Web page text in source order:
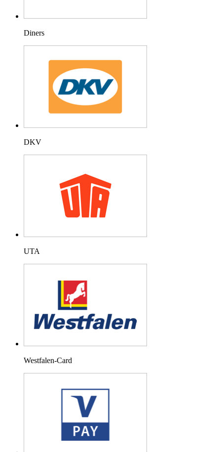
Diners
DKV
UTA
Westfalen-Card